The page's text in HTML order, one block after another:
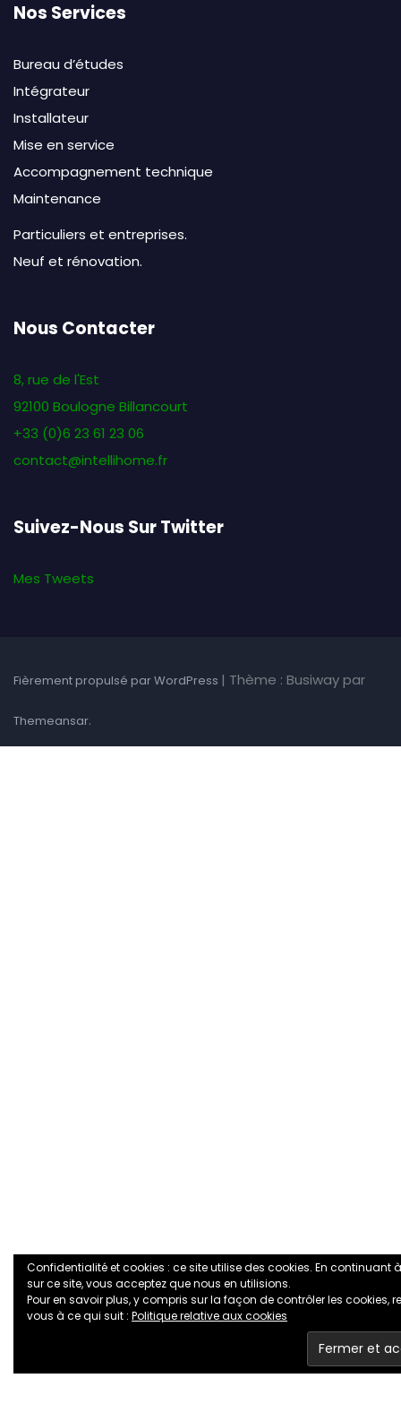
Nos Services
Bureau d’études
Intégrateur
Installateur
Mise en service
Accompagnement technique
Maintenance
Particuliers et entreprises.
Neuf et rénovation.
Nous Contacter
8, rue de l'Est
92100 Boulogne Billancourt
+33 (0)6 23 61 23 06
contact@intellihome.fr
Suivez-Nous Sur Twitter
Mes Tweets
Confidentialité et cookies : ce site utilise des cookies. En continuant
sur ce site, vous acceptez que nous en utilisions.
Pour en savoir plus, y compris sur la façon de contrôler les cookies,
vous à ce qui suit : Politique relative aux cookies
Fièrement propulsé par WordPress | Thème : Busiway par
Themeansar.